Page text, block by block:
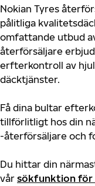
Nokian Tyres
pålitliga
omfattande utbud
återförsäljare
erfterkontroll av
däcktjänster.
Få dina bultar
tillförlitligt hos din
-återförsäljare och
Du hittar din
vår sökfunktion för